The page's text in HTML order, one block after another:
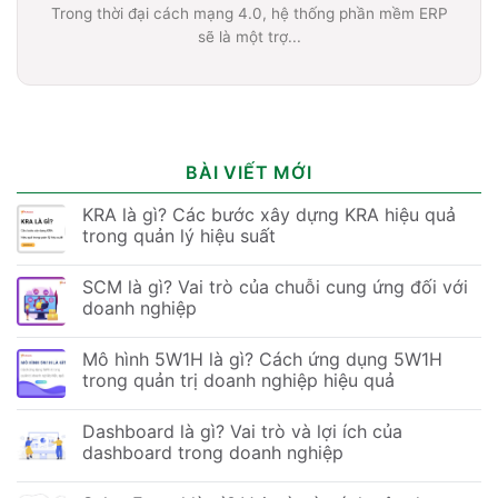
Trong thời đại cách mạng 4.0, hệ thống phần mềm ERP
sẽ là một trợ...
BÀI VIẾT MỚI
KRA là gì? Các bước xây dựng KRA hiệu quả
trong quản lý hiệu suất
SCM là gì? Vai trò của chuỗi cung ứng đối với
doanh nghiệp
Mô hình 5W1H là gì? Cách ứng dụng 5W1H
trong quản trị doanh nghiệp hiệu quả
Dashboard là gì? Vai trò và lợi ích của
dashboard trong doanh nghiệp